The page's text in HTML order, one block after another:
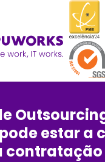
estar a
contratação